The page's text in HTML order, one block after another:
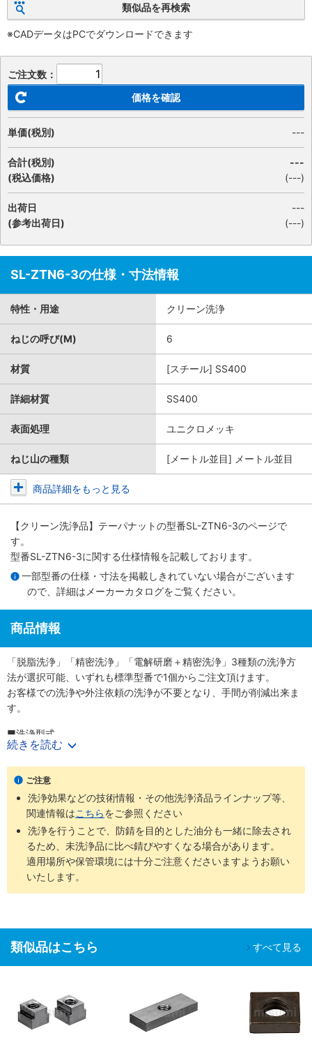
類似品を再検索
※CADデータはPCでダウンロードできます
ご注文数：
価格を確認
単価(税別) ---
合計(税別)
(税込価格)
---
(---)
出荷日
(参考出荷日)
---
(---)
SL-ZTN6-3の仕様・寸法情報
特性・用途 クリーン洗浄
ねじの呼び(M) 6
材質 [スチール] SS400
詳細材質 SS400
表面処理 ユニクロメッキ
ねじ山の種類 [メートル並目] メートル並目
商品詳細をもっと見る
【クリーン洗浄品】テーパナットの型番SL-ZTN6-3のページで
す。
型番SL-ZTN6-3に関する仕様情報を記載しております。
一部型番の仕様・寸法を掲載しきれていない場合がございます
ので、詳細は メーカーカタログをご覧ください。
商品情報
「脱脂洗浄」「精密洗浄」「電解研磨＋精密洗浄」3種類の洗浄方
法が選択可能、いずれも標準型番で1個からご注文頂けます。
お客様での洗浄や外注依頼の洗浄が不要となり、手間が削減出来ま
す。
■洗浄型式
・脱脂洗浄（防錆1重梱包）
・精密洗浄（脱気2重梱包）
：型番SH-□□
・電解研磨＋精密洗浄（脱気2重梱包）
商品
型番
洗浄方法
梱包形
態
未洗浄品と
比べた効果
ご利用環境（目
□□
脱脂洗浄
防錆梱
包
油分除去 一般環境
通常組立工
程
バッテリー
SH-
□□
精密洗浄
脱気２
重梱包
油分除去
クリーン環境（ク 液晶関連組
立後工程
SHD-
電解研磨
＋精密洗
脱気２
油分除去
粉塵除去
真空環境
半導体前工
程
液晶成膜工
続きを読む
ご注意
洗浄効果などの技術情報・その他洗浄済品ラインナップ等、
関連情報はこちらをご参照ください
洗浄を行うことで、防錆を目的とした油分も一緒に除去され
るため、未洗浄品に比べ錆びやすくなる場合があります。
適用場所や保管環境には十分ご注意くださいますようお願い
いたします。
類似品はこちら すべて見る